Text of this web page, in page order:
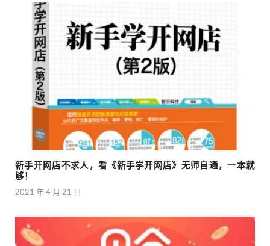
新手开网店不求人，看《新手学开网店》无师自通，一本就
够！
2021 年 4 月 21 日